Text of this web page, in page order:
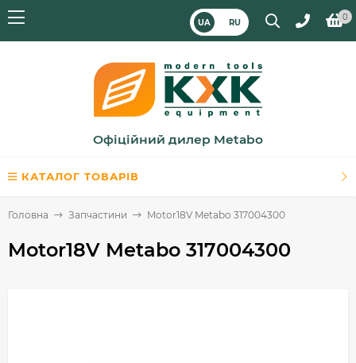
UA RU
0
Офіційний дилер Metabo
КАТАЛОГ ТОВАРІВ
Головна Запчастини Motor18V Metabo 317004300
Motor18V Metabo 317004300